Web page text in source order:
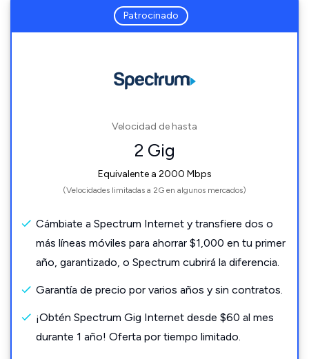
Patrocinado
Velocidad de hasta
2 Gig
Equivalente a 2000 Mbps
(Velocidades limitadas a 2G en algunos mercados)
Cámbiate a Spectrum Internet y transfiere dos o
más líneas móviles para ahorrar $1,000 en tu primer
año, garantizado, o Spectrum cubrirá la diferencia.
Garantía de precio por varios años y sin contratos.
¡Obtén Spectrum Gig Internet desde $60 al mes
durante 1 año! Oferta por tiempo limitado.